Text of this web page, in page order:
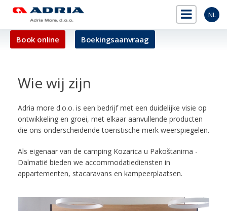
NL
Book online Boekingsaanvraag
Wie wij zijn
Adria more d.o.o. is een bedrijf met een duidelijke visie op
ontwikkeling en groei, met elkaar aanvullende producten
die ons onderscheidende toeristische merk weerspiegelen.
Als eigenaar van de camping Kozarica u Pakoštanima -
Dalmatië bieden we accommodatiediensten in
appartementen, stacaravans en kampeerplaatsen.